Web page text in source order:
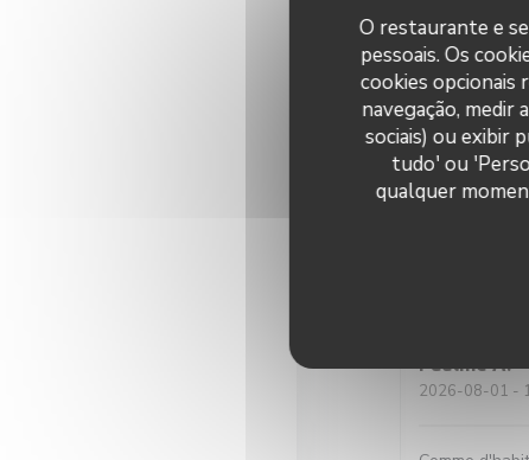
O restaurante e
pessoais. Os
cookies opcionais
navegação, medir
sociais) ou exibir
tudo' ou
qualquer
Maud C
2026-08-01-
Galettes et
Quentin L
Comme
Pauline A
2026-08-01 -